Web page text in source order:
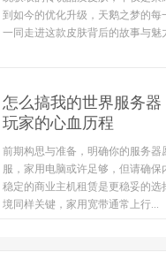
到如今的优化升级，天鹅之梦的
一同走进这款皮肤背后的故事与
怎么搞我的世界服务
玩家的心血历程
前期构思与准备，明确你的服务
服，家用电脑或许足够，但请确
稳定的商业主机租赁是更稳妥的
境同样关键，家用宽带通常上行...